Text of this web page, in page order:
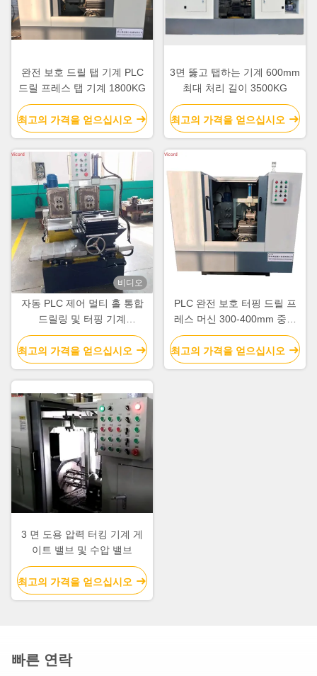
완전 보호 드릴 탭 기계 PLC
드릴 프레스 탭 기계 1800KG
최고의 가격을 얻으십시오
3면 뚫고 탭하는 기계 600mm
최대 처리 길이 3500KG
최고의 가격을 얻으십시오
비디오
자동 PLC 제어 멀티 홀 통합
드릴링 및 터핑 기계
YCZG200 / 300 HT
최고의 가격을 얻으십시오
PLC 완전 보호 터핑 드릴 프
레스 머신 300-400mm 중간
플랜지까지 센트 최대 가공 길
이
최고의 가격을 얻으십시오
3 면 도용 압력 터킹 기계 게
이트 밸브 및 수압 밸브
최고의 가격을 얻으십시오
빠른 연락